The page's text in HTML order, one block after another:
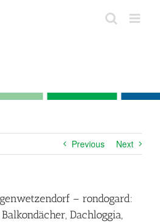
Previous Next
– rondogard:
Dachloggia,